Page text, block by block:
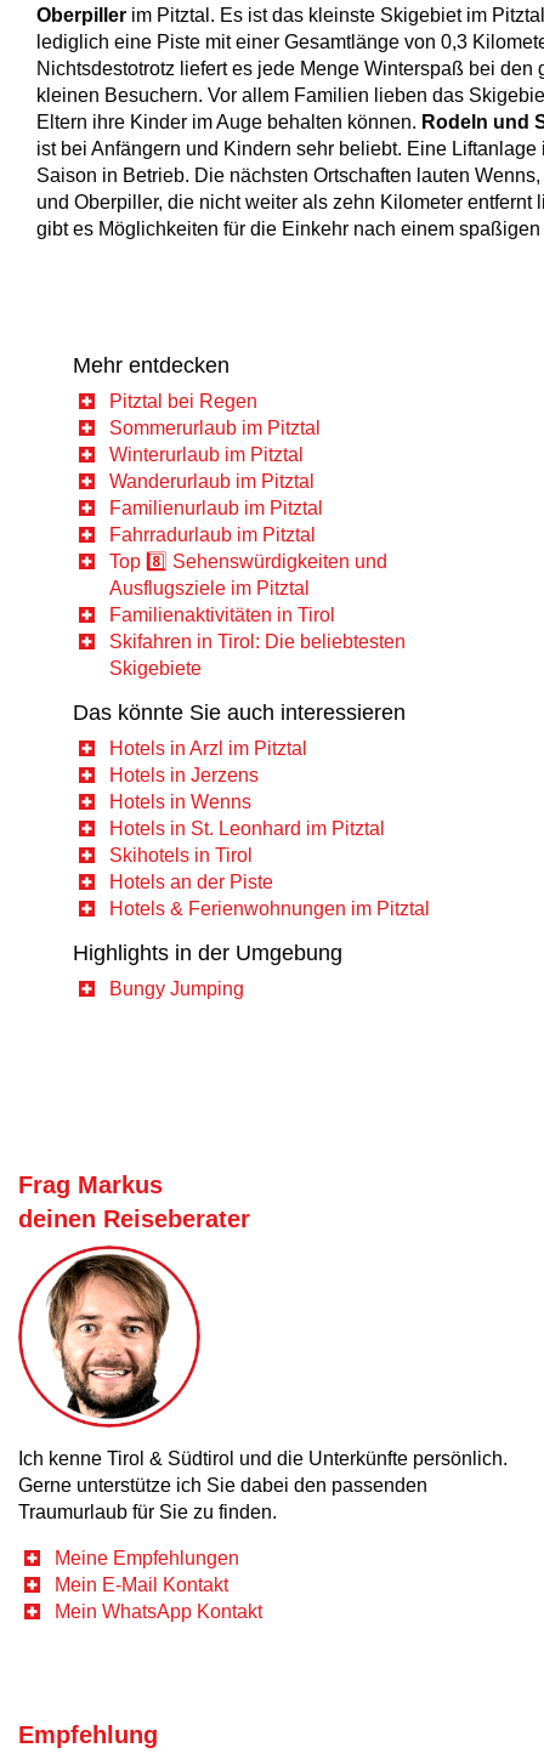
Oberpiller im Pitztal. Es ist das kleinste Skigebiet im
lediglich eine Piste mit einer Gesamtlänge von 0,3
Nichtsdestotrotz liefert es jede Menge Winterspaß bei den
kleinen Besuchern. Vor allem Familien lieben das
Eltern ihre Kinder im Auge behalten können. Rodeln und
ist bei Anfängern und Kindern sehr beliebt. Eine Liftanlage
Saison in Betrieb. Die nächsten Ortschaften lauten
und Oberpiller, die nicht weiter als zehn Kilometer entfernt
gibt es Möglichkeiten für die Einkehr nach einem spaßigen
Mehr entdecken
Pitztal bei Regen
Sommerurlaub im Pitztal
Winterurlaub im Pitztal
Wanderurlaub im Pitztal
Familienurlaub im Pitztal
Fahrradurlaub im Pitztal
Top 8️⃣ Sehenswürdigkeiten und
Ausflugsziele im Pitztal
Familienaktivitäten in Tirol
Skifahren in Tirol: Die beliebtesten
Skigebiete
Das könnte Sie auch interessieren
Hotels in Arzl im Pitztal
Hotels in Jerzens
Hotels in Wenns
Hotels in St. Leonhard im Pitztal
Skihotels in Tirol
Hotels an der Piste
Hotels & Ferienwohnungen im Pitztal
Highlights in der Umgebung
Bungy Jumping
Frag Markus
deinen Reiseberater
Ich kenne Tirol & Südtirol und die Unterkünfte persönlich.
Gerne unterstütze ich Sie dabei den passenden
Traumurlaub für Sie zu finden.
Meine Empfehlungen
Mein E-Mail Kontakt
Mein WhatsApp Kontakt
Empfehlung